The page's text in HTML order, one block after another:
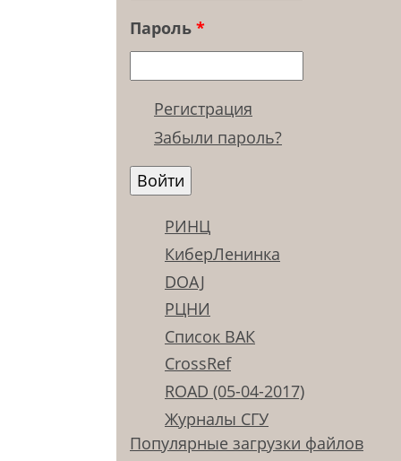
Пароль *
Регистрация
Забыли пароль?
РИНЦ
КиберЛенинка
DOAJ
РЦНИ
Список ВАК
CrossRef
ROAD (05-04-2017)
Журналы СГУ
Популярные загрузки файлов